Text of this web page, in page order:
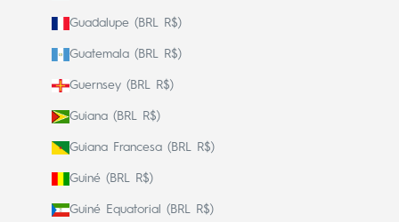
Guadalupe (BRL R$)
Guatemala (BRL R$)
Guernsey (BRL R$)
Guiana (BRL R$)
Guiana Francesa (BRL R$)
Guiné (BRL R$)
Guiné Equatorial (BRL R$)